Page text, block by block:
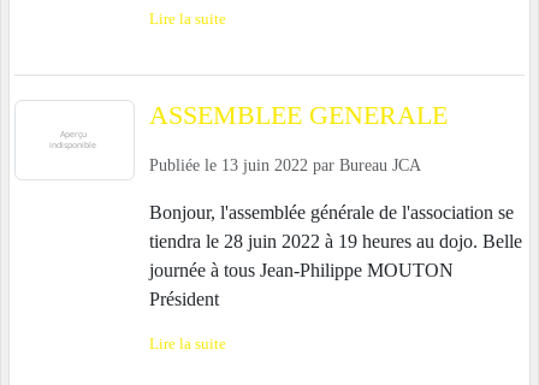
Lire la suite
ASSEMBLEE GENERALE
Publiée le 13 juin 2022 par Bureau JCA
Bonjour, l'assemblée générale de l'association se
tiendra le 28 juin 2022 à 19 heures au dojo. Belle
journée à tous Jean-Philippe MOUTON
Président
Lire la suite